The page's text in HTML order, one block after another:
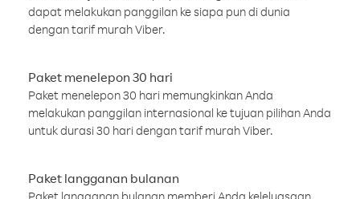
dapat melakukan panggilan ke siapa pun di dunia
dengan tarif murah Viber.
Paket menelepon 30 hari
Paket menelepon 30 hari memungkinkan Anda
melakukan panggilan internasional ke tujuan pilihan Anda
untuk durasi 30 hari dengan tarif murah Viber.
Paket langganan bulanan